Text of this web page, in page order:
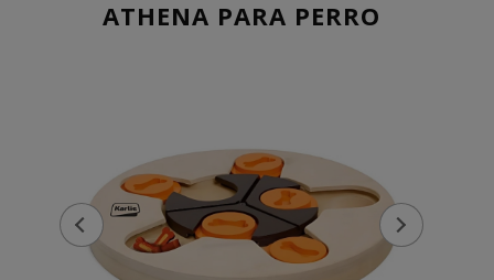
ATHENA PARA PERRO